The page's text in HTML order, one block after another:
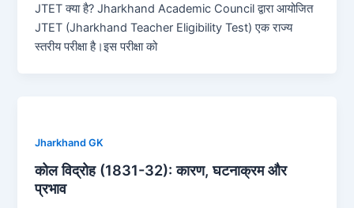
JTET क्या है? Jharkhand Academic Council द्वारा आयोजित
JTET (Jharkhand Teacher Eligibility Test) एक राज्य
स्तरीय परीक्षा है।इस परीक्षा को
Jharkhand GK
कोल विद्रोह (1831-32): कारण, घटनाक्रम और
प्रभाव